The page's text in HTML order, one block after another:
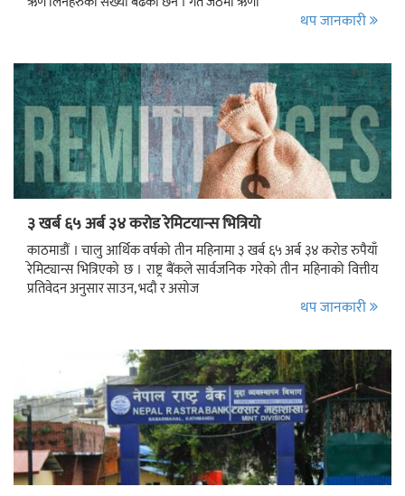
थप जानकारी
३ खर्ब ६५ अर्ब ३४ करोड रेमिटयान्स भित्रियो
काठमाडौं । चालु आर्थिक वर्षको तीन महिनामा ३ खर्ब ६५ अर्ब ३४ करोड रुपैयाँ
रेमिट्यान्स भित्रिएको छ । राष्ट्र बैंकले सार्वजनिक गरेको तीन महिनाको वित्तीय
प्रतिवेदन अनुसार साउन, भदौ र असोज
थप जानकारी